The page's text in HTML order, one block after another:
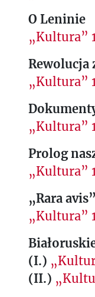
O Leninie
„Kultura”
Rewolucja
„Kultura”
„Kultura”
Prolog
„Kultura”
„Rara
„Kultura”
(I.)
(II.)